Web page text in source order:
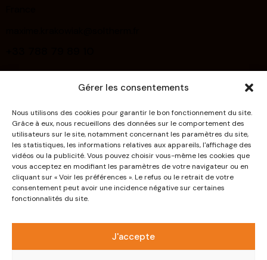
Gérer les consentements
Nous utilisons des cookies pour garantir le bon fonctionnement du site.
Grâce à eux, nous recueillons des données sur le comportement des
utilisateurs sur le site, notamment concernant les paramètres du site,
les statistiques, les informations relatives aux appareils, l'affichage des
vidéos ou la publicité. Vous pouvez choisir vous-même les cookies que
vous acceptez en modifiant les paramètres de votre navigateur ou en
cliquant sur « Voir les préférences ». Le refus ou le retrait de votre
consentement peut avoir une incidence négative sur certaines
fonctionnalités du site.
J'accepte
About Us
Deco Effects
Systems
Products
Downloads
Contact
Politique relative à la protection des données à
caractère personnel